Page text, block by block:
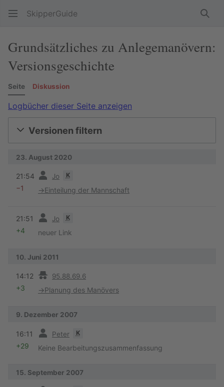
SkipperGuide
Grundsätzliches zu Anlegemanövern:
Versionsgeschichte
Seite Diskussion
Logbücher dieser Seite anzeigen
Versionen filtern
23. August 2020
21:54 Jo K
−1 →Einteilung der Mannschaft
21:51 Jo K
+4 neuer Link
10. Juni 2011
14:12 95.88.69.6
+3 →Planung des Manövers
9. Dezember 2007
16:11 Peter K
+29 Keine Bearbeitungszusammenfassung
15. September 2007